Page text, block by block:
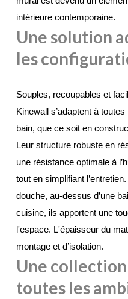
intérieure contemporaine.
Une solution
les
Souples, recoupables et
Kinewall s’adaptent à
bain, que ce soit en
Leur structure robuste en
une résistance optimale à
tout en simplifiant
douche, au-dessus d’une
cuisine, ils apportent une
l'espace. L'épaisseur du
montage et d’isolation.
Une
toutes les